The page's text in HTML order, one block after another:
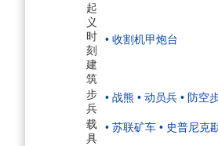
起
义
时
刻
建
筑
• 收割机甲炮台
步
兵
• 战熊 • 动员兵 • 防空
载
具
• 苏联矿车 • 史普尼克